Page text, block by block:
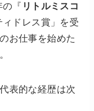
『 リトルミスコ
ィドレス賞」を受
お仕事を始めた
表的な経歴は次